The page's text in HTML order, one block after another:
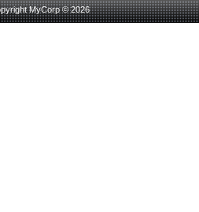
MyCorp © 2026